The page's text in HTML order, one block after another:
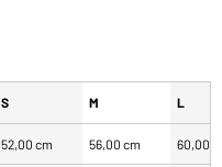
S M L
52,00 cm 56,00 cm 60,00